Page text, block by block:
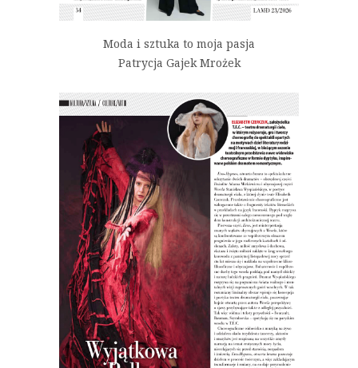
Moda i sztuka to moja pasja
Patrycja Gajek Mrożek